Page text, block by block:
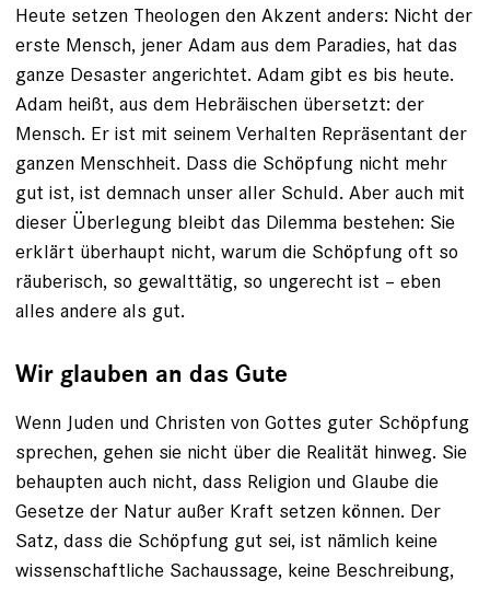
Heute setzen Theologen den Akzent anders: Nicht der
erste Mensch, jener Adam aus dem Paradies, hat das
ganze Desaster angerichtet. Adam gibt es bis heute.
Adam heißt, aus dem Hebräischen übersetzt: der
Mensch. Er ist mit seinem Verhalten Repräsentant der
ganzen Menschheit. Dass die Schöpfung nicht mehr
gut ist, ist demnach unser aller Schuld. Aber auch mit
dieser Überlegung bleibt das Dilemma ­bestehen: Sie
erklärt überhaupt nicht, ­warum die Schöpfung oft so
räuberisch, so gewalttätig, so ungerecht ist – eben
alles andere als gut.
Wir glauben an das Gute
Wenn Juden und Christen von Gottes guter Schöpfung
sprechen, gehen sie nicht über die Realität hinweg. Sie
behaupten auch nicht, dass Religion und Glaube die
Gesetze der Natur außer Kraft setzen können. Der
Satz, dass die Schöpfung gut sei, ist nämlich keine
wissenschaftliche Sachaussage, keine Beschreibung,